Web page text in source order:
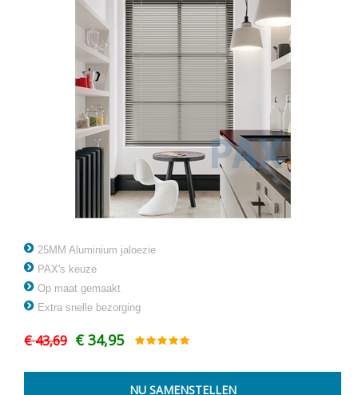
25MM Aluminium jaloezie
PAX's keuze
Op maat gemaakt
Extra snelle bezorging
€ 43,69 € 34,95